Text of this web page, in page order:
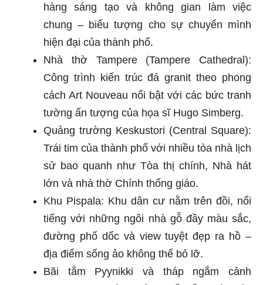
hàng sáng tạo và không gian làm việc
chung – biểu tượng cho sự chuyển mình
hiện đại của thành phố.
Nhà thờ Tampere (Tampere Cathedral):
Công trình kiến trúc đá granit theo phong
cách Art Nouveau nổi bật với các bức tranh
tường ấn tượng của họa sĩ Hugo Simberg.
Quảng trường Keskustori (Central Square):
Trái tim của thành phố với nhiều tòa nhà lịch
sử bao quanh như Tòa thị chính, Nhà hát
lớn và nhà thờ Chính thống giáo.
Khu Pispala: Khu dân cư nằm trên đồi, nổi
tiếng với những ngôi nhà gỗ đầy màu sắc,
đường phố dốc và view tuyệt đẹp ra hồ –
địa điểm sống ảo không thể bỏ lỡ.
Bãi tắm Pyynikki và tháp ngắm cảnh